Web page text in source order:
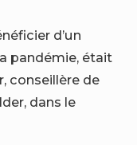
d’un
pandémie, était
conseillère de
dans le